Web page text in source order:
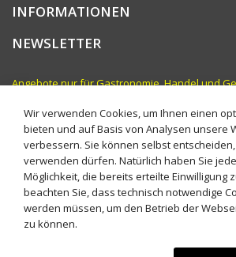
INFORMATIONEN
NEWSLETTER
Angebote nur für Gastronomie, Handel und
Wir verwenden Cookies, um Ihnen einen
bieten und auf Basis von Analysen unsere
verbessern. Sie können selbst
verwenden dürfen. Natürlich haben Sie
Möglichkeit, die bereits erteilte Einwilligung
beachten Sie, dass technisch notwendige
werden müssen, um den Betrieb der
zu können.